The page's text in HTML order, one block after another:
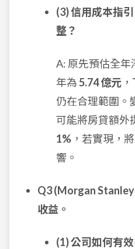
(3) 信用成本指
整？
A: 原先預估全年
年為5.74 億元
仍在合理範圍。
可能將房貸額外
1% ，若實現，
響。
Q3 (Morgan
收益。
(1) 公司如何有